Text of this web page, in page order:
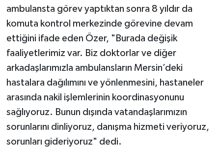
ambulansta görev yaptıktan sonra 8 yıldır da
komuta kontrol merkezinde görevine devam
ettiğini ifade eden Özer, "Burada değişik
faaliyetlerimiz var. Biz doktorlar ve diğer
arkadaşlarımızla ambulansların Mersin’deki
hastalara dağılımını ve yönlenmesini, hastaneler
arasında nakil işlemlerinin koordinasyonunu
sağlıyoruz. Bunun dışında vatandaşlarımızın
sorunlarını dinliyoruz, danışma hizmeti veriyoruz,
sorunları gideriyoruz" dedi.